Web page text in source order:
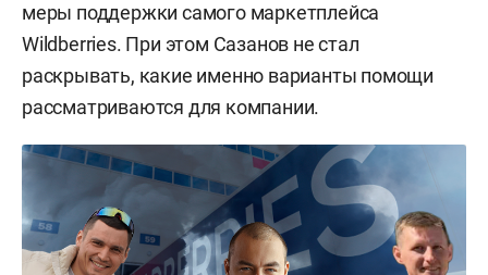
меры поддержки самого маркетплейса
Wildberries. При этом Сазанов не стал
раскрывать, какие именно варианты помощи
рассматриваются для компании.